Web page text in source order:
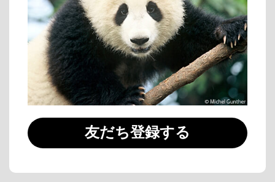
友だち登録する